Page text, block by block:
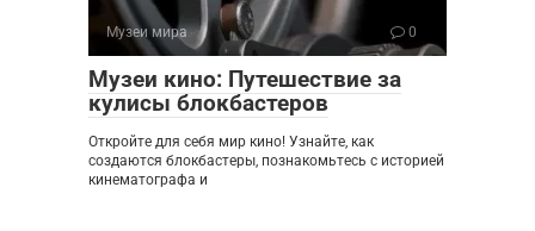
Музеи мира 0
Музеи кино: Путешествие за
кулисы блокбастеров
Откройте для себя мир кино! Узнайте, как
создаются блокбастеры, познакомьтесь с историей
кинематографа и